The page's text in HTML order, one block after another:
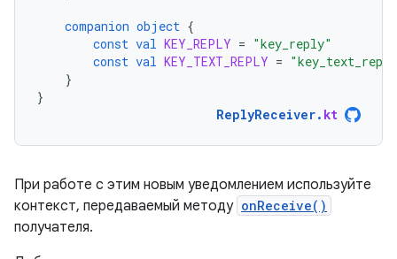
companion object {
const val KEY_REPLY = "key_reply"
const val KEY_TEXT_REPLY =
}
}
ReplyReceiver. kt
При работе с этим новым уведомлением используйте
контекст, передаваемый методу onReceive()
получателя.